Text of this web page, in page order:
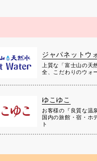
ジャパネットウ
上質な「富士山の天
全、こだわりのウォ
ゆこゆこ
お客様の『良質な温
国内の旅館・宿・ホ
ト